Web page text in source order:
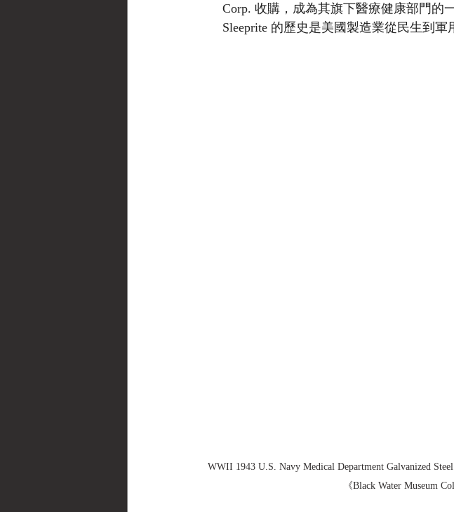
Corp. 收購，成為其旗下醫療健康部門的
Sleeprite 的歷史是美國製造業從民生到
WWII 1943 U.S. Navy Medical Department Galvanized
《Black Water Museum